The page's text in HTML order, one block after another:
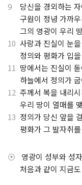
9 당신을 경외하는
구원이 정녕 가까우
그의 영광이 우리
10 사랑과 진실이 눈
정의와 평화가 입
11 땅에서는 진실이
하늘에서 정의가
12 주께서 복을 내리
우리 땅이 열매를
13 정의가 당신 앞을
평화가 그 발자취
⦿ 영광이 성부와 성
처음과 같이 지금도